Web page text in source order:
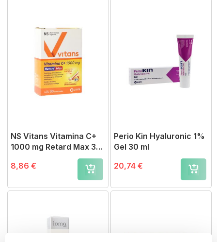
NS Vitans Vitamina C+
1000 mg Retard Max 30
8,86 €
Perio Kin Hyaluronic 1%
Gel 30 ml
20,74 €